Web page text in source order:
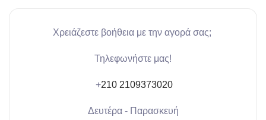
Χρειάζεστε βοήθεια με την αγορά σας;
Τηλεφωνήστε μας!
+210 2109373020
Δευτέρα - Παρασκευή